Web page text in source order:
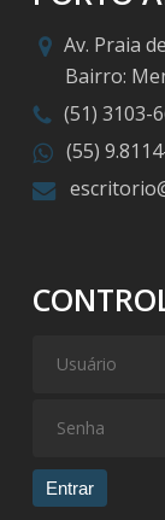
Av. Praia
Bairro:
(51) 3103-
(55)
Entrar